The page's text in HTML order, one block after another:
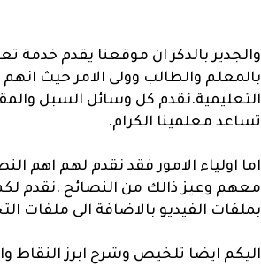
والجدير بالذكر ان موقعنا يقدم خدمة
بالمعلم والطالب وولى الامر حيث
التعليمية.نقدم كل وسائل السبل
تساعد معلمينا الكرام.
اما اولياء الامور فقد نقدم لهم اهم
معهم وعيز ذالك من النصائح .نقدم
بملفات الفيديو بالاضافة الى ملفات
اليكم ايضا تلخيص وشرح ابرز النقاط